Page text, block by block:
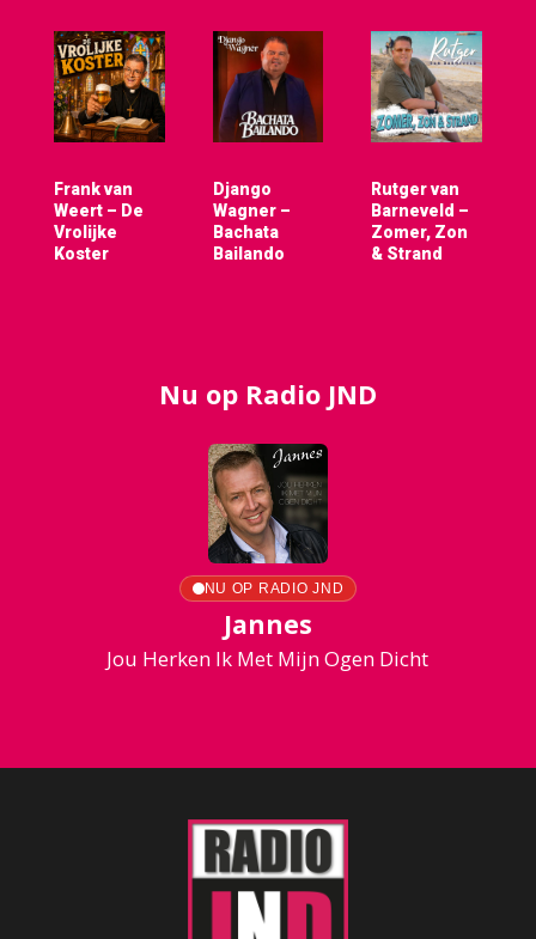
Frank van
Weert – De
Vrolijke
Koster
Django
Wagner –
Bachata
Bailando
Rutger van
Barneveld –
Zomer, Zon
& Strand
Nu op Radio JND
NU OP RADIO JND
Jannes
Jou Herken Ik Met Mijn Ogen Dicht